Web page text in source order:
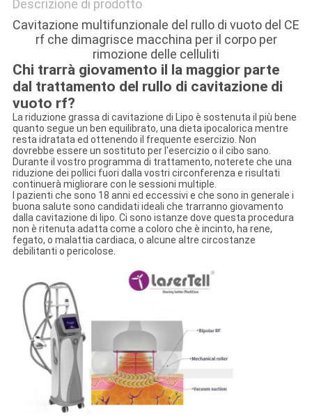
Descrizione di prodotto
Cavitazione multifunzionale del rullo di vuoto del CE
rf che dimagrisce macchina per il corpo per
rimozione delle celluliti
Chi trarrà giovamento il la maggior parte
dal trattamento del rullo di cavitazione di
vuoto rf?
La riduzione grassa di cavitazione di Lipo è sostenuta il più bene
quanto segue un ben equilibrato, una dieta ipocalorica mentre
resta idratata ed ottenendo il frequente esercizio. Non
dovrebbe essere un sostituto per l'esercizio o il cibo sano.
Durante il vostro programma di trattamento, noterete che una
riduzione dei pollici fuori dalla vostri circonferenza e risultati
continuerà migliorare con le sessioni multiple.
I pazienti che sono 18 anni ed eccessivi e che sono in generale i
buona salute sono candidati ideali che trarranno giovamento
dalla cavitazione di lipo. Ci sono istanze dove questa procedura
non è ritenuta adatta come a coloro che è incinto, ha rene,
fegato, o malattia cardiaca, o alcune altre circostanze
debilitanti o pericolose.